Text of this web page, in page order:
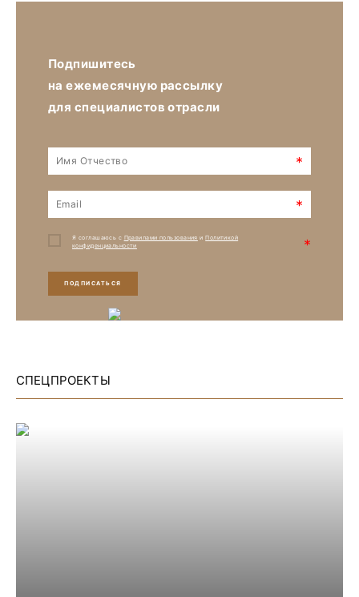
Подпишитесь
на ежемесячную рассылку
для специалистов отрасли
*
*
Я соглашаюсь с Правилами пользования иПолитикой
конфиденциальности
*
ПОДПИСАТЬСЯ
СПЕЦПРОЕКТЫ